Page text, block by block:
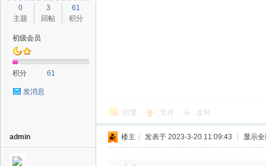
0
主题
3
回帖
61
积分
初级会员
积分 61
发消息
回复 支持 反对
admin 楼主 发表于 2023-3-20 11:09:43 显示